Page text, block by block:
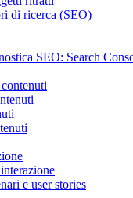
di ricerca (SEO)
SEO: Search
e user stories